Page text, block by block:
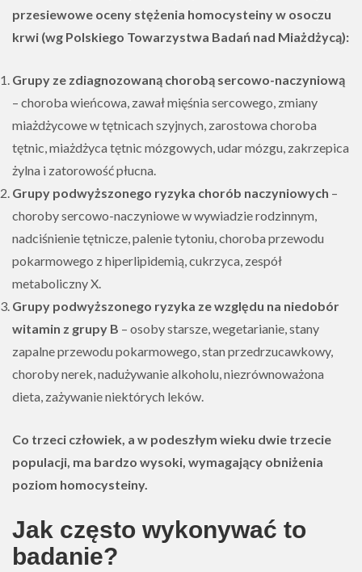
przesiewowe oceny stężenia homocysteiny w osoczu
krwi (wg Polskiego Towarzystwa Badań nad Miażdżycą):
Grupy ze zdiagnozowaną chorobą sercowo-naczyniową
– choroba wieńcowa, zawał mięśnia sercowego, zmiany
miażdżycowe w tętnicach szyjnych, zarostowa choroba
tętnic, miażdżyca tętnic mózgowych, udar mózgu, zakrzepica
żylna i zatorowość płucna.
Grupy podwyższonego ryzyka chorób naczyniowych –
choroby sercowo-naczyniowe w wywiadzie rodzinnym,
nadciśnienie tętnicze, palenie tytoniu, choroba przewodu
pokarmowego z hiperlipidemią, cukrzyca, zespół
metaboliczny X.
Grupy podwyższonego ryzyka ze względu na niedobór
witamin z grupy B – osoby starsze, wegetarianie, stany
zapalne przewodu pokarmowego, stan przedrzucawkowy,
choroby nerek, nadużywanie alkoholu, niezrównoważona
dieta, zażywanie niektórych leków.
Co trzeci człowiek, a w podeszłym wieku dwie trzecie
populacji, ma bardzo wysoki, wymagający obniżenia
poziom homocysteiny.
Jak często wykonywać to
badanie?